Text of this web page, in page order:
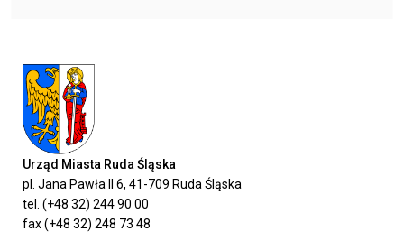
Urząd Miasta Ruda Śląska
pl. Jana Pawła II 6, 41-709 Ruda Śląska
tel. (+48 32) 244 90 00
fax (+48 32) 248 73 48